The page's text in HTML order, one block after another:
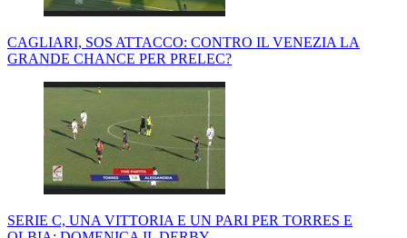
CAGLIARI, SOS ATTACCO: CONTRO IL VENEZIA LA
GRANDE CHANCE PER PRELEC?
SERIE C, UNA VITTORIA E UN PARI PER TORRES E